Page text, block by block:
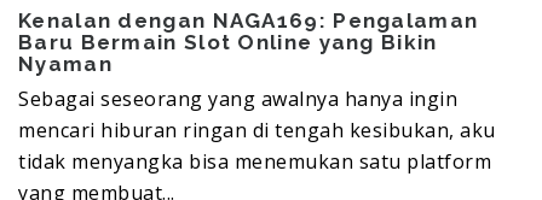
Kenalan dengan NAGA169: Pengalaman
Baru Bermain Slot Online yang Bikin
Nyaman
Sebagai seseorang yang awalnya hanya ingin
mencari hiburan ringan di tengah kesibukan, aku
tidak menyangka bisa menemukan satu platform
yang membuat...